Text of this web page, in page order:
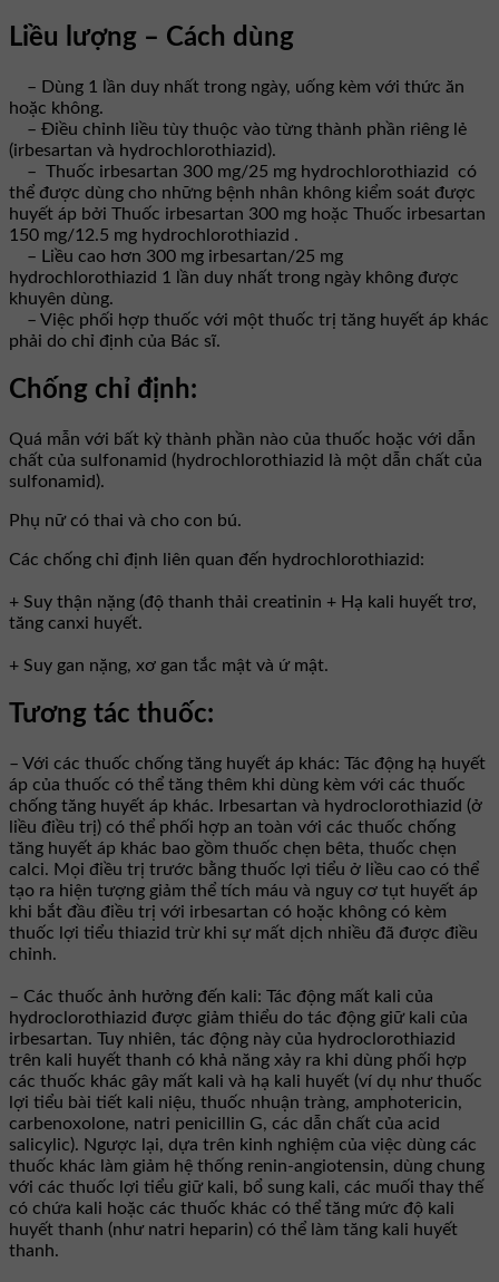
Liều lượng – Cách dùng
– Dùng 1 lần duy nhất trong ngày, uống kèm với thức ăn
hoặc không.
– Điều chỉnh liều tùy thuộc vào từng thành phần riêng lẻ
(irbesartan và hydrochlorothiazid).
– Thuốc irbesartan 300 mg/25 mg hydrochlorothiazid có
thể được dùng cho những bệnh nhân không kiểm soát được
huyết áp bởi Thuốc irbesartan 300 mg hoặc Thuốc irbesartan
150 mg/12.5 mg hydrochlorothiazid .
– Liều cao hơn 300 mg irbesartan/25 mg
hydrochlorothiazid 1 lần duy nhất trong ngày không được
khuyên dùng.
– Việc phối hợp thuốc với một thuốc trị tăng huyết áp khác
phải do chỉ định của Bác sĩ.
Chống chỉ định:
Quá mẫn với bất kỳ thành phần nào của thuốc hoặc với dẫn
chất của sulfonamid (hydrochlorothiazid là một dẫn chất của
sulfonamid).
Phụ nữ có thai và cho con bú.
Các chống chỉ định liên quan đến hydrochlorothiazid:
+ Suy thận nặng (độ thanh thải creatinin + Hạ kali huyết trơ,
tăng canxi huyết.
+ Suy gan nặng, xơ gan tắc mật và ứ mật.
Tương tác thuốc:
– Với các thuốc chống tăng huyết áp khác: Tác động hạ huyết
áp của thuốc có thể tăng thêm khi dùng kèm với các thuốc
chống tăng huyết áp khác. Irbesartan và hydroclorothiazid (ở
liều điều trị) có thể phối hợp an toàn với các thuốc chống
tăng huyết áp khác bao gồm thuốc chẹn bêta, thuốc chẹn
calci. Mọi điều trị trước bằng thuốc lợi tiểu ở liều cao có thể
tạo ra hiện tượng giảm thể tích máu và nguy cơ tụt huyết áp
khi bắt đầu điều trị với irbesartan có hoặc không có kèm
thuốc lợi tiểu thiazid trừ khi sự mất dịch nhiều đã được điều
chỉnh.
– Các thuốc ảnh hưởng đến kali: Tác động mất kali của
hydroclorothiazid được giảm thiểu do tác động giữ kali của
irbesartan. Tuy nhiên, tác động này của hydroclorothiazid
trên kali huyết thanh có khả năng xảy ra khi dùng phối hợp
các thuốc khác gây mất kali và hạ kali huyết (ví dụ như thuốc
lợi tiểu bài tiết kali niệu, thuốc nhuận tràng, amphotericin,
carbenoxolone, natri penicillin G, các dẫn chất của acid
salicylic). Ngược lại, dựa trên kinh nghiệm của việc dùng các
thuốc khác làm giảm hệ thống renin-angiotensin, dùng chung
với các thuốc lợi tiểu giữ kali, bổ sung kali, các muối thay thế
có chứa kali hoặc các thuốc khác có thể tăng mức độ kali
huyết thanh (như natri heparin) có thể làm tăng kali huyết
thanh.